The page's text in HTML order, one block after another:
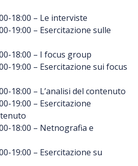
18:00 – Le interviste
19:00 – Esercitazione sulle
18:00 – I focus group
19:00 – Esercitazione sui focus
18:00 – L’analisi del contenuto
19:00 – Esercitazione
18:00 – Netnografia e
19:00 – Esercitazione su